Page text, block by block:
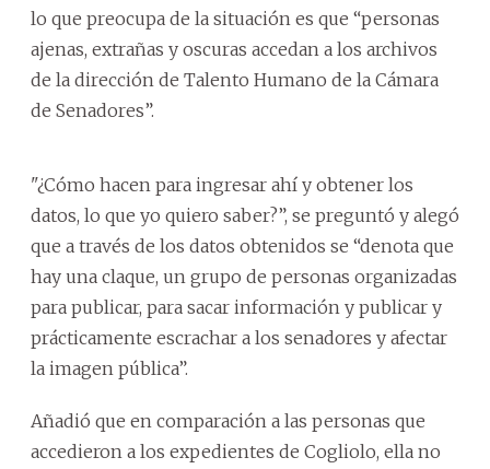
lo que preocupa de la situación es que “personas
ajenas, extrañas y oscuras accedan a los archivos
de la dirección de Talento Humano de la Cámara
de Senadores”.
"¿Cómo hacen para ingresar ahí y obtener los
datos, lo que yo quiero saber?”, se preguntó y alegó
que a través de los datos obtenidos se “denota que
hay una claque, un grupo de personas organizadas
para publicar, para sacar información y publicar y
prácticamente escrachar a los senadores y afectar
la imagen pública”.
Añadió que en comparación a las personas que
accedieron a los expedientes de Cogliolo, ella no